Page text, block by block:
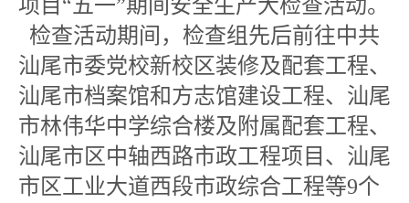
项目“五一”期间安全生产大检查活动。
检查活动期间，检查组先后前往中共
汕尾市委党校新校区装修及配套工程、
汕尾市档案馆和方志馆建设工程、汕尾
市林伟华中学综合楼及附属配套工程、
汕尾市区中轴西路市政工程项目、汕尾
市区工业大道西段市政综合工程等9个